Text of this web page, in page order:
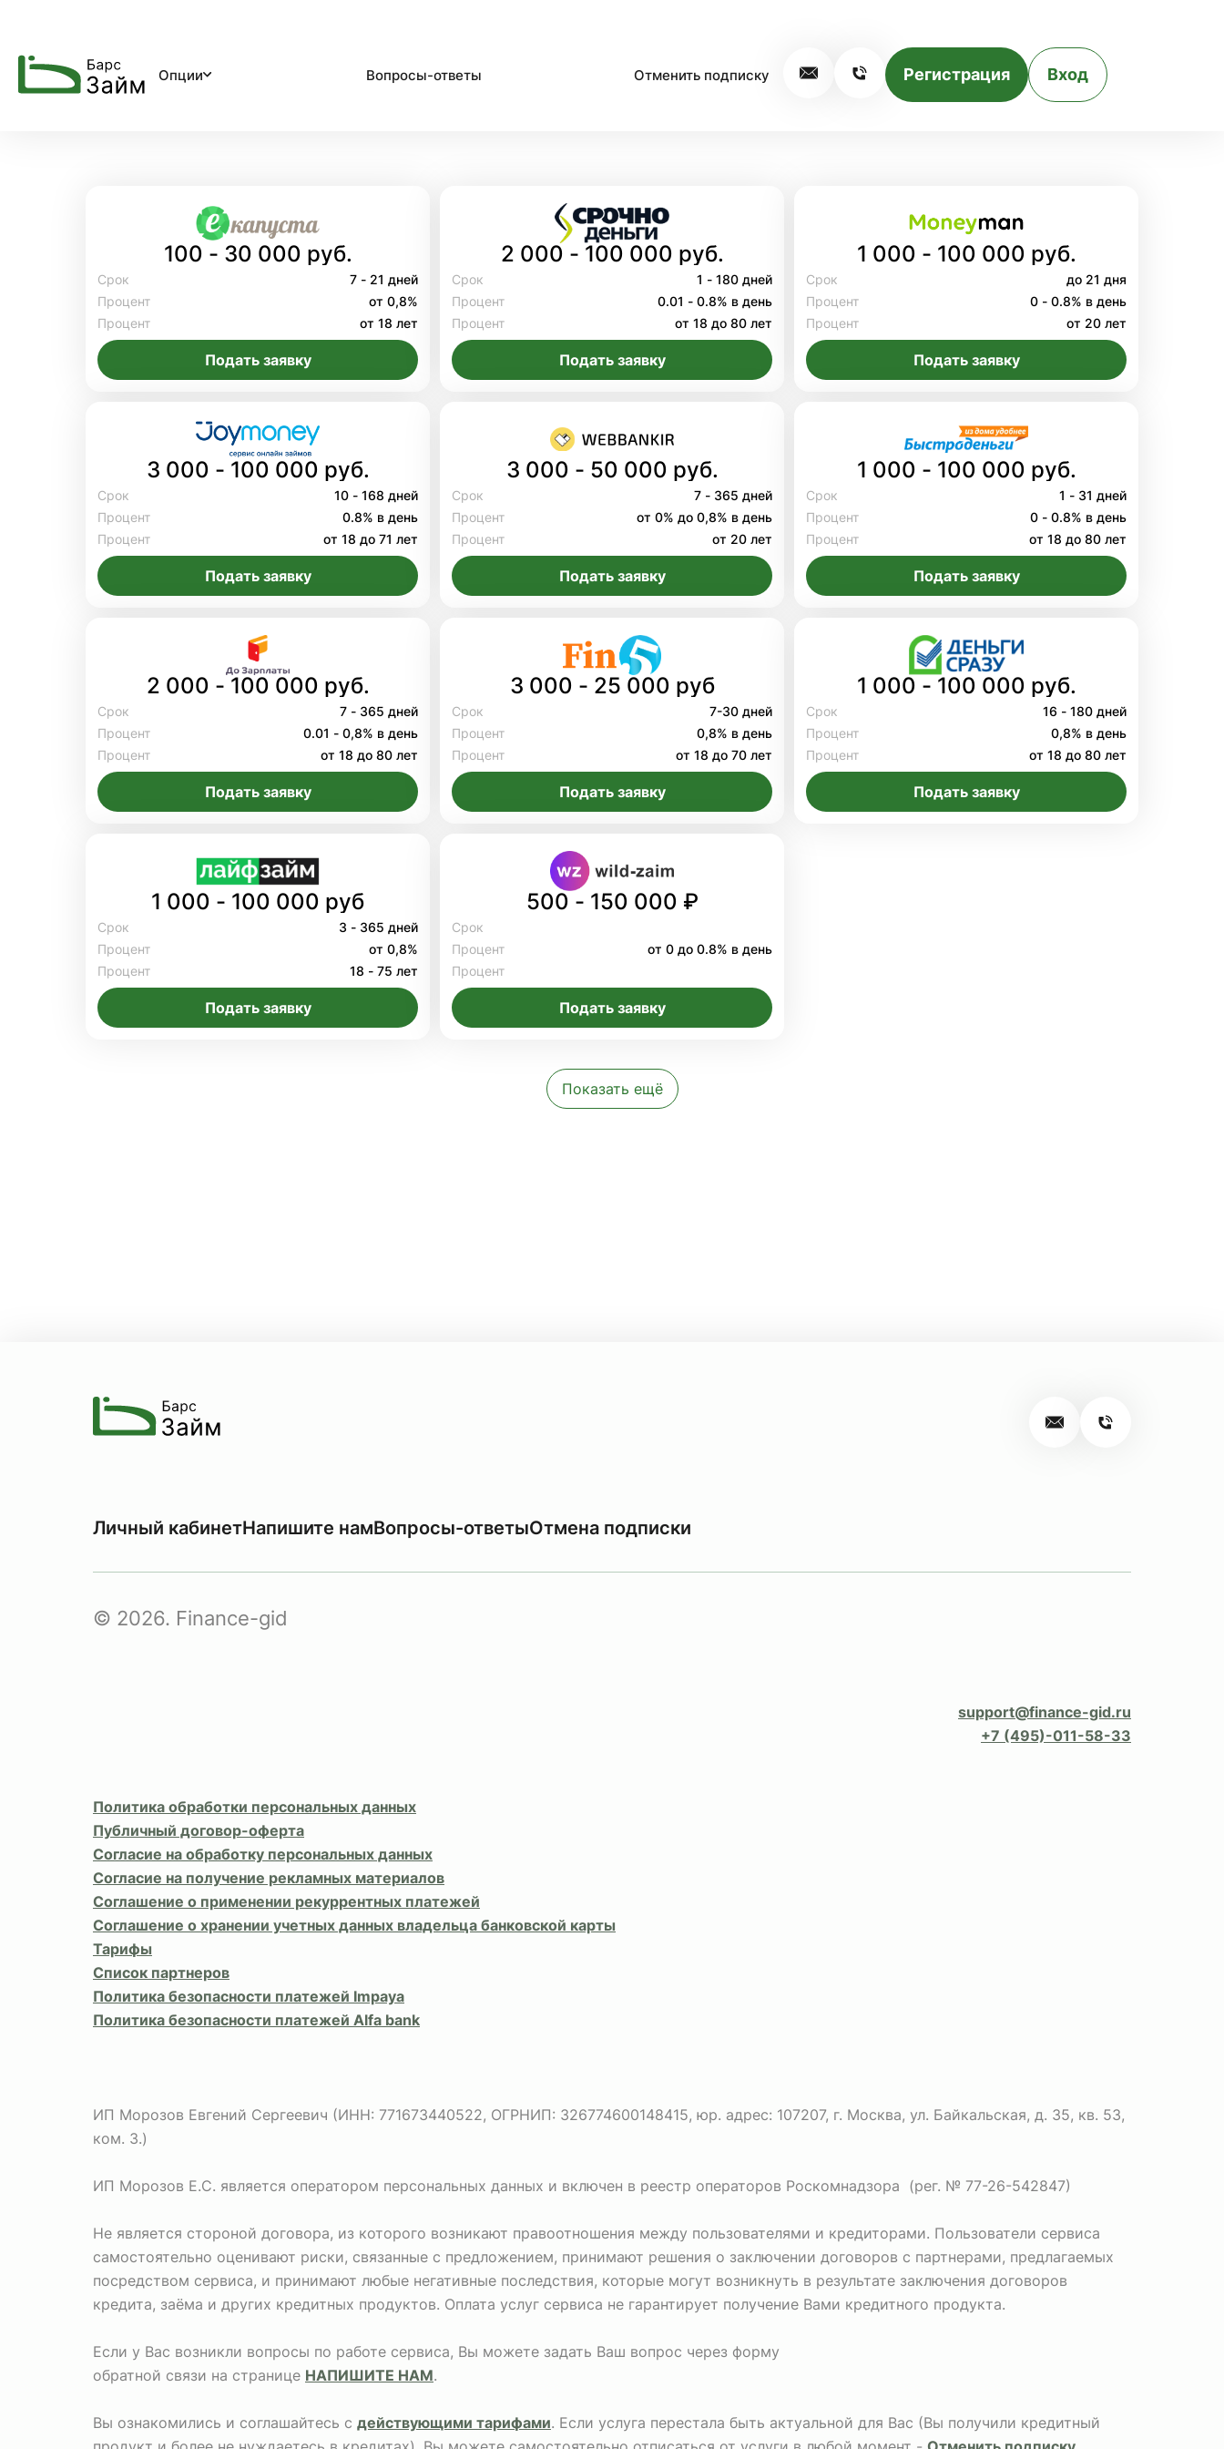
Опции Вопросы-ответы Отменить подписку Регистрация Вход
100 - 30 000 руб.
Срок
7 - 21 дней
Процент
от 0,8%
Процент
от 18 лет
Подать заявку
2 000 - 100 000 руб.
Срок
1 - 180 дней
Процент
0.01 - 0.8% в день
Процент
от 18 до 80 лет
Подать заявку
1 000 - 100 000 руб.
Срок
до 21 дня
Процент
0 - 0.8% в день
Процент
от 20 лет
Подать заявку
3 000 - 100 000 руб.
Срок
10 - 168 дней
Процент
0.8% в день
Процент
от 18 до 71 лет
Подать заявку
3 000 - 50 000 руб.
Срок
7 - 365 дней
Процент
от 0% до 0,8% в день
Процент
от 20 лет
Подать заявку
1 000 - 100 000 руб.
Срок
1 - 31 дней
Процент
0 - 0.8% в день
Процент
от 18 до 80 лет
Подать заявку
2 000 - 100 000 руб.
Срок
7 - 365 дней
Процент
0.01 - 0,8% в день
Процент
от 18 до 80 лет
Подать заявку
3 000 - 25 000 руб
Срок
7-30 дней
Процент
0,8% в день
Процент
от 18 до 70 лет
Подать заявку
1 000 - 100 000 руб.
Срок
16 - 180 дней
Процент
0,8% в день
Процент
от 18 до 80 лет
Подать заявку
1 000 - 100 000 руб
Срок
3 - 365 дней
Процент
от 0,8%
Процент
18 - 75 лет
Подать заявку
500 - 150 000 ₽
Срок
Процент
от 0 до 0.8% в день
Процент
Подать заявку
Показать ещё
Личный кабинетНапишите намВопросы-ответыОтмена подписки
© 2026. Finance-gid
support@finance-gid.ru
+7 (495)-011-58-33
Политика обработки персональных данных
Публичный договор-оферта
Согласие на обработку персональных данных
Согласие на получение рекламных материалов
Соглашение о применении рекуррентных платежей
Соглашение о хранении учетных данных владельца банковской карты
Тарифы
Список партнеров
Политика безопасности платежей Impaya
Политика безопасности платежей Alfa bank
ИП Морозов Евгений Сергеевич (ИНН: 771673440522, ОГРНИП: 326774600148415, юр. адрес: 107207, г. Москва, ул. Байкальская, д. 35, кв. 53,
ком. 3.)
ИП Морозов Е.С. является оператором персональных данных и включен в реестр операторов Роскомнадзора (рег. № 77-26-542847)
Не является стороной договора, из которого возникают правоотношения между пользователями и кредиторами. Пользователи сервиса
самостоятельно оценивают риски, связанные с предложением, принимают решения о заключении договоров с партнерами, предлагаемых
посредством сервиса, и принимают любые негативные последствия, которые могут возникнуть в результате заключения договоров
кредита, заёма и других кредитных продуктов. Оплата услуг сервиса не гарантирует получение Вами кредитного продукта.
Если у Вас возникли вопросы по работе сервиса, Вы можете задать Ваш вопрос через форму
обратной связи на странице НАПИШИТЕ НАМ.
Вы ознакомились и соглашайтесь с действующими тарифами. Если услуга перестала быть актуальной для Вас (Вы получили кредитный